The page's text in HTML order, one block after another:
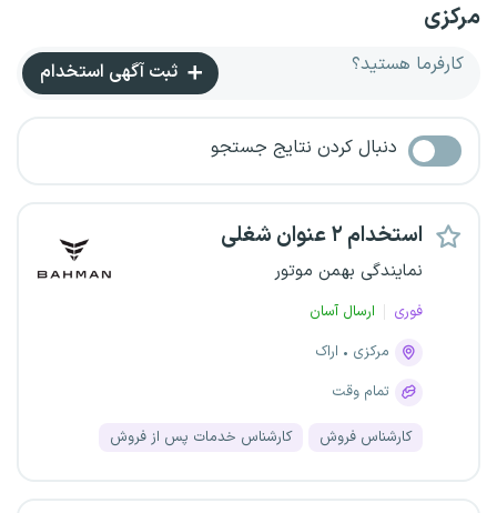
مرکزی
کارفرما هستید؟ ثبت آگهی استخدام
دنبال کردن نتایج جستجو
استخدام ۲ عنوان شغلی
نمایندگی بهمن موتور
فوری
ارسال آسان
مرکزی
اراک
تمام وقت
کارشناس فروش کارشناس خدمات پس از فروش